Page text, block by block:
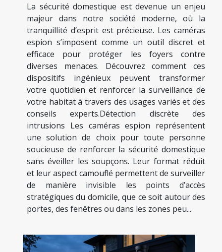
La sécurité domestique est devenue un enjeu
majeur dans notre société moderne, où la
tranquillité d’esprit est précieuse. Les caméras
espion s’imposent comme un outil discret et
efficace pour protéger les foyers contre
diverses menaces. Découvrez comment ces
dispositifs ingénieux peuvent transformer
votre quotidien et renforcer la surveillance de
votre habitat à travers des usages variés et des
conseils experts.Détection discrète des
intrusions Les caméras espion représentent
une solution de choix pour toute personne
soucieuse de renforcer la sécurité domestique
sans éveiller les soupçons. Leur format réduit
et leur aspect camouflé permettent de surveiller
de manière invisible les points d’accès
stratégiques du domicile, que ce soit autour des
portes, des fenêtres ou dans les zones peu...